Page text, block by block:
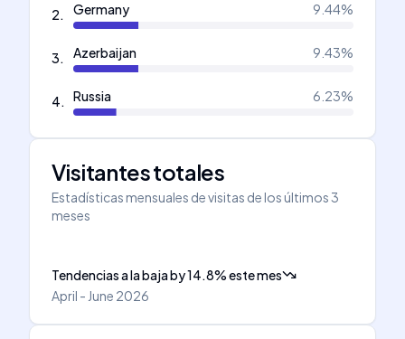
2. Germany 9.44%
3. Azerbaijan 9.43%
4. Russia 6.23%
Visitantes totales
Estadísticas mensuales de visitas de los últimos 3
meses
Tendencias a la bajaby14.8%este mes
April - June 2026